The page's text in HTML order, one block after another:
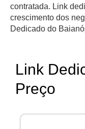
contratada. Link
crescimento dos
Dedicado do
Link
Preço